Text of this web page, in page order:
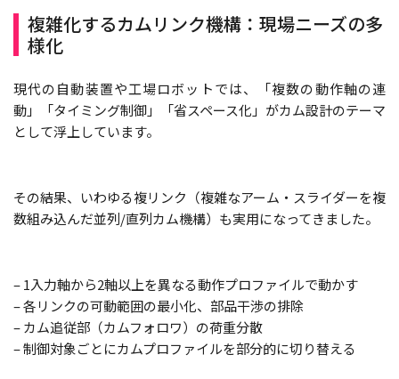
複雑化するカムリンク機構：現場ニーズの多
様化
現代の自動装置や工場ロボットでは、「複数の動作軸の連
動」「タイミング制御」「省スペース化」がカム設計のテーマ
として浮上しています。
その結果、いわゆる複リンク（複雑なアーム・スライダーを複
数組み込んだ並列/直列カム機構）も実用になってきました。
– 1入力軸から2軸以上を異なる動作プロファイルで動かす
– 各リンクの可動範囲の最小化、部品干渉の排除
– カム追従部（カムフォロワ）の荷重分散
– 制御対象ごとにカムプロファイルを部分的に切り替える